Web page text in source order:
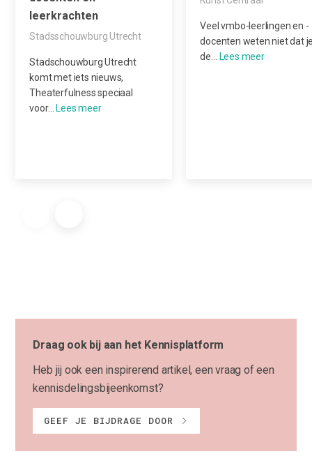
leerkrachten
Stadsschouwburg Utrecht
Stadschouwburg Utrecht
komt met iets nieuws,
Theaterfulness speciaal
voor…
Veel vmbo-leerlingen en -
docenten weten niet dat
de…
Draag ook bij aan het Kennisplatform
Heb jij ook een inspirerend artikel, een vraag of een
kennisdelingsbijeenkomst?
GEEF JE BIJDRAGE DOOR